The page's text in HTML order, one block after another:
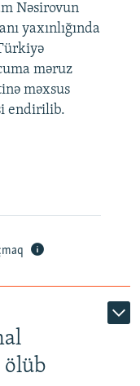
Nəsirovun
yaxınlığında
məruz
məxsus
endirilib.
ölüb